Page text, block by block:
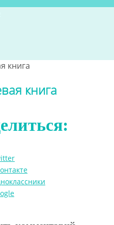
книга
книга